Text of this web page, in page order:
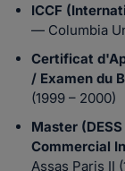
ICCF
— Columbia
Certificat
/ Examen du
(1999 – 2000)
Master
Commercial
Assas Paris II